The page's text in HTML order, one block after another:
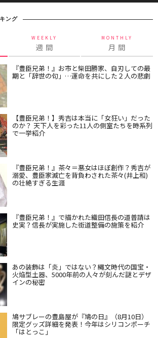
ング
WEEKLY
週 間
MONTHLY
月 間
『豊臣兄弟！』お市と柴田勝家、自刃しての最
期と「辞世の句」…運命を共にした２人の悲劇
【豊臣兄弟！】秀吉は本当に「女狂い」だった
のか？ 天下人を彩った11人の側室たちを時系列
で一挙紹介
『豊臣兄弟！』茶々＝悪女はほぼ創作？秀吉が
溺愛、豊臣家滅亡を背負わされた茶々(井上和)
の壮絶すぎる生涯
『豊臣兄弟！』で描かれた織田信長の道普請は
史実？信長が実施した街道整備の施策を紹介
あの装飾は「炎」ではない？縄文時代の国宝・
火焔型土器、5000年前の人々が刻んだ謎とデザ
インの秘密
鳩サブレーの豊島屋が『鳩の日』（8月10日）
限定グッズ詳細を発表！今年はシリコンポーチ
「はとっこ」